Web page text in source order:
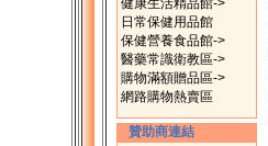
健康生活精品館->
日常保健用品館
保健營養食品館->
醫藥常識衛教區->
購物滿額贈品區->
網路購物熱賣區
贊助商連結